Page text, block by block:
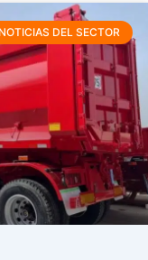
NOTICIAS DEL SECTOR